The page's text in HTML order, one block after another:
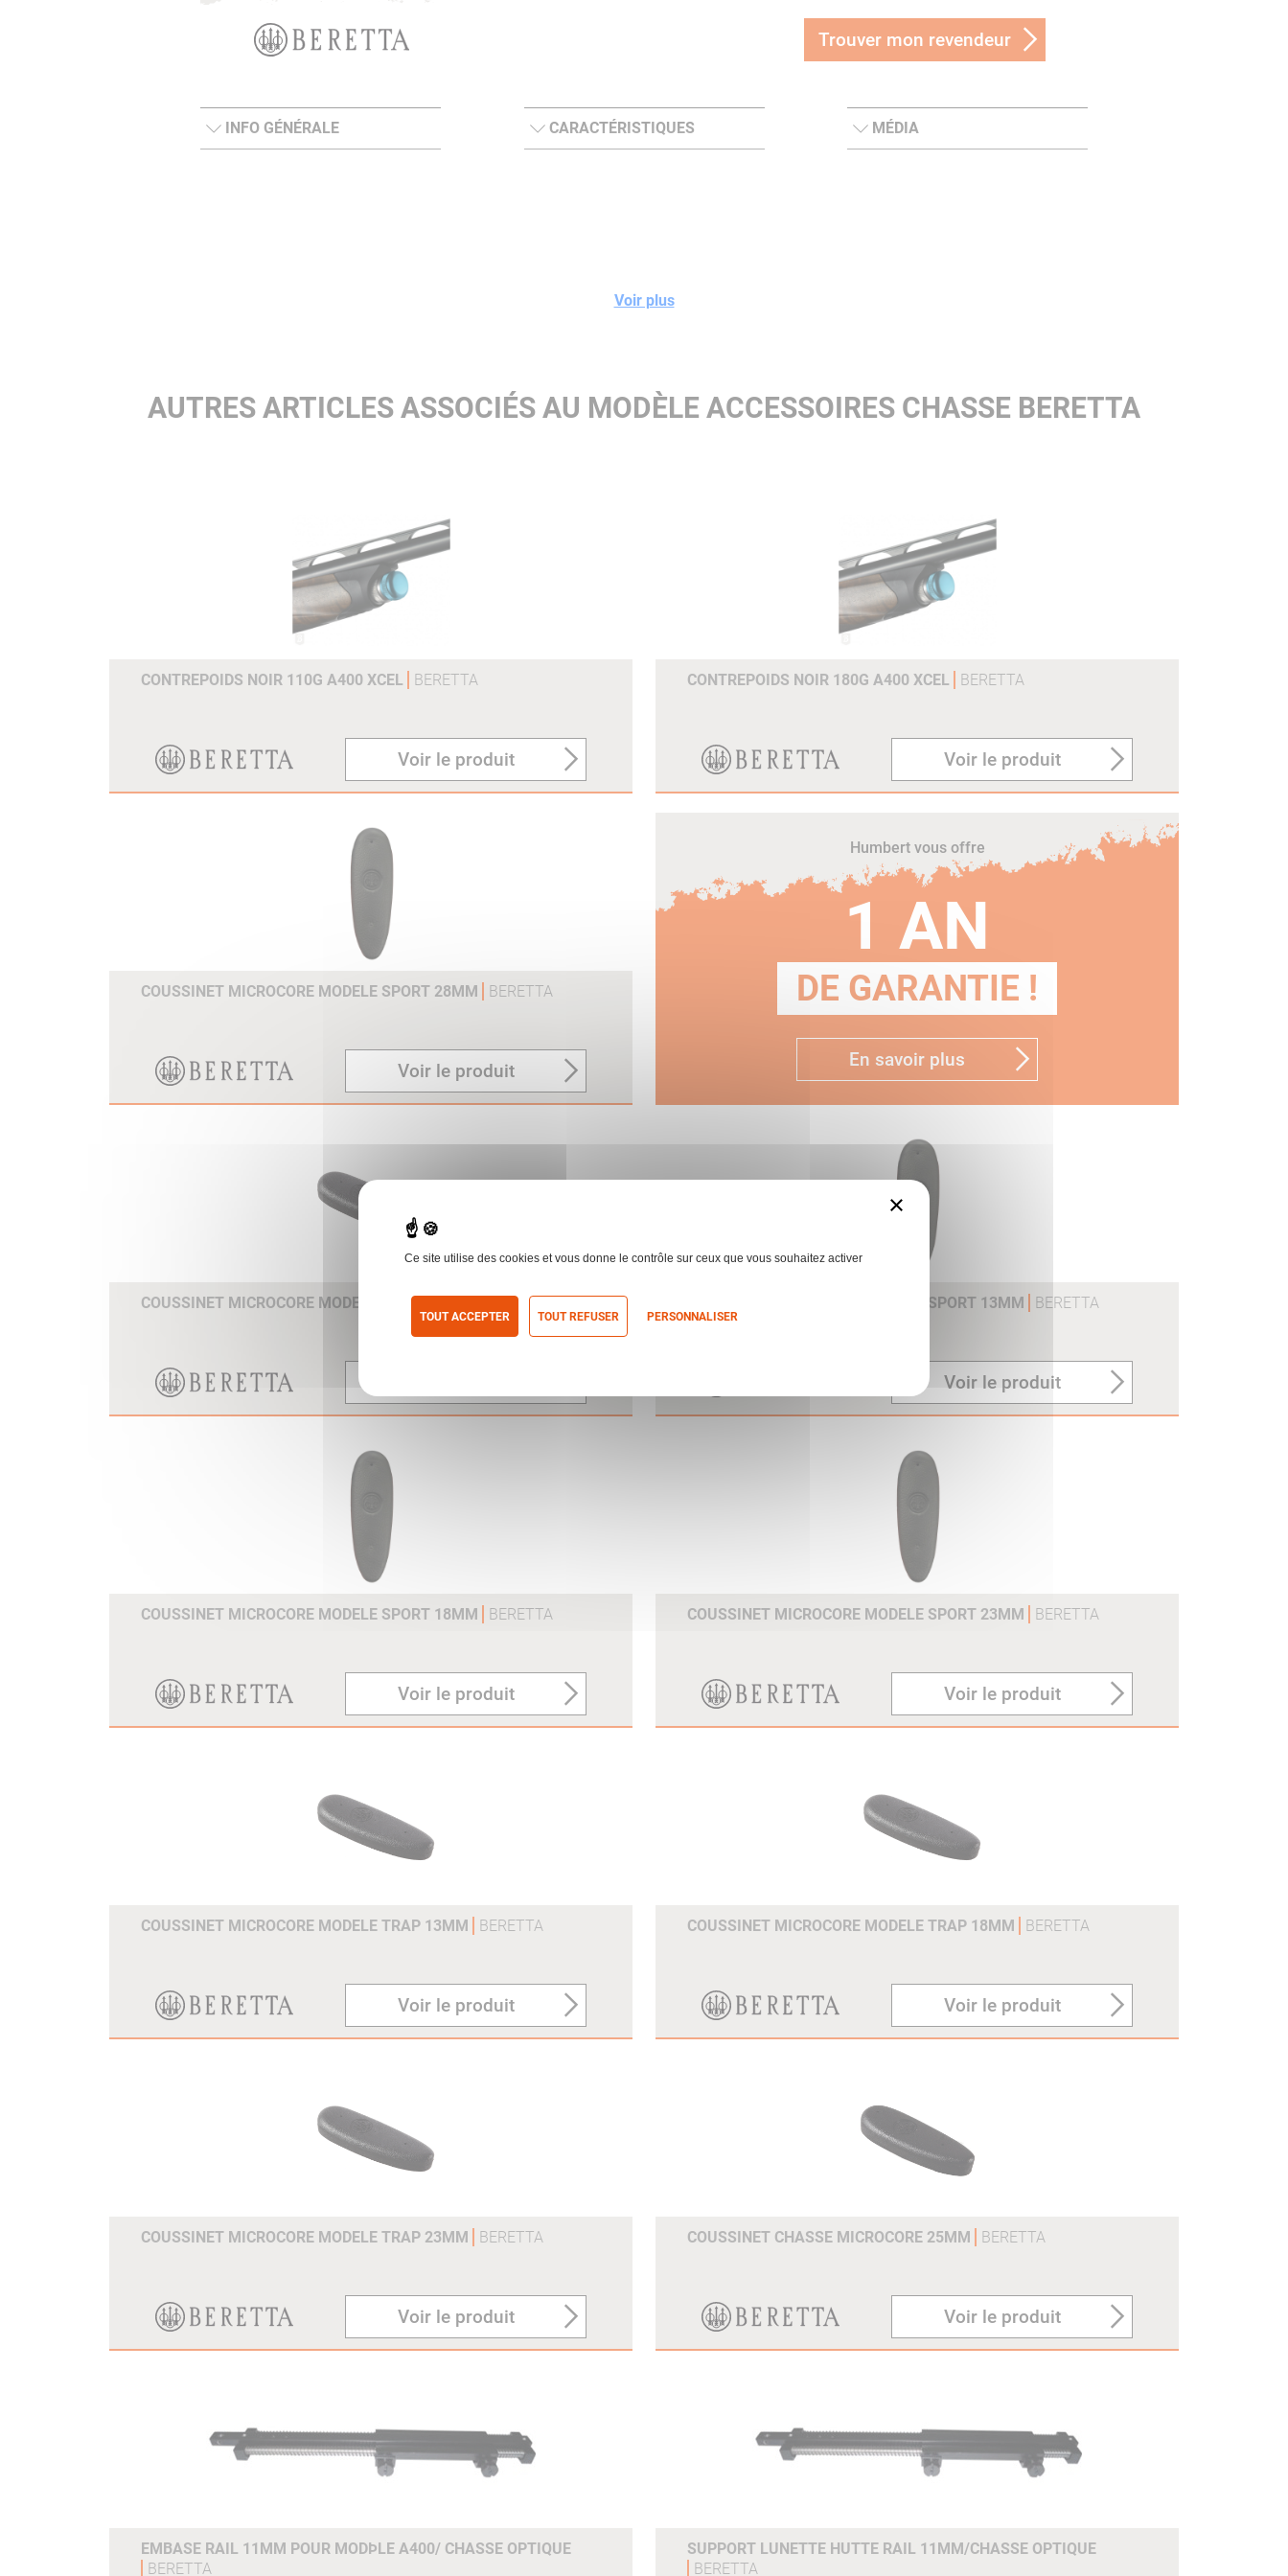
Trouver mon revendeur
INFO GÉNÉRALE CARACTÉRISTIQUES MÉDIA
Voir plus
AUTRES ARTICLES ASSOCIÉS AU MODÈLE ACCESSOIRES CHASSE BERETTA
CONTREPOIDS NOIR 110G A400 XCEL BERETTA
Voir le produit
CONTREPOIDS NOIR 180G A400 XCEL BERETTA
Voir le produit
COUSSINET MICROCORE MODELE SPORT 28MM BERETTA
Voir le produit
Humbert vous offre
1 AN
DE GARANTIE !
En savoir plus
COUSSINET MICROCORE MODELE TRAP 28MM BERETTA COUSSINET MICROCORE MODELE SPORT 13MM BERETTA
Voir le produit
COUSSINET MICROCORE MODELE SPORT 18MM BERETTA
Voir le produit
COUSSINET MICROCORE MODELE SPORT 23MM BERETTA
Voir le produit
COUSSINET MICROCORE MODELE TRAP 13MM BERETTA
Voir le produit
COUSSINET MICROCORE MODELE TRAP 18MM BERETTA
Voir le produit
COUSSINET MICROCORE MODELE TRAP 23MM BERETTA
Voir le produit
COUSSINET CHASSE MICROCORE 25MM BERETTA
Voir le produit
EMBASE RAIL 11MM POUR MODÞLE A400/ CHASSE OPTIQUE
BERETTA
SUPPORT LUNETTE HUTTE RAIL 11MM/CHASSE OPTIQUE
BERETTA
×
Ce site utilise des cookies et vous donne le contrôle sur ceux que vous souhaitez activer
TOUT ACCEPTER TOUT REFUSER PERSONNALISER